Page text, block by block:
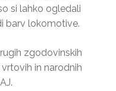
si lahko ogledali
barv lokomotive.
zgodovinskih
in narodnih